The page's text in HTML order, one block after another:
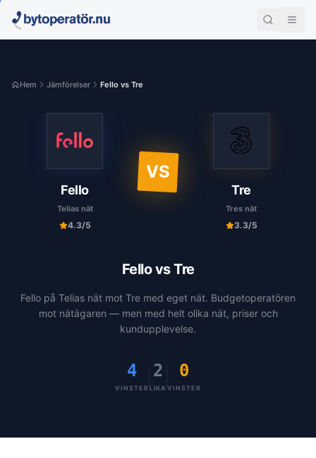
Hem Jämförelser Fello vs Tre
Fello
Telias nät
4.3/5
VS
Tre
Tres nät
3.3/5
FellovsTre
Fello på Telias nät mot Tre med eget nät. Budgetoperatören
mot nätägaren — men med helt olika nät, priser och
kundupplevelse.
4
VINSTER
2
LIKA
0
VINSTER